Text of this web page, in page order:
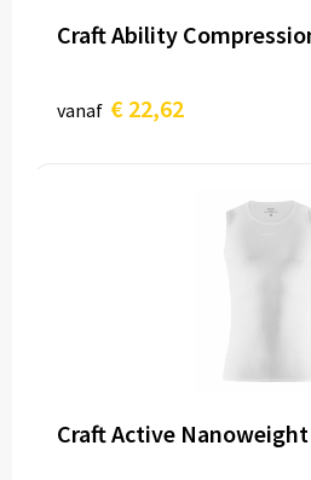
Craft Ability
vanaf € 22,62
Craft Active Nanoweight